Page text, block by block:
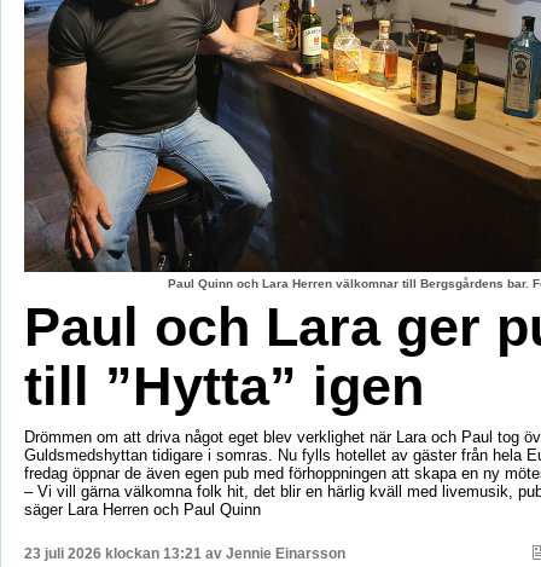
Paul Quinn och Lara Herren välkomnar till Bergsgårdens bar.
Paul och Lara ger
till ”Hytta” igen
Drömmen om att driva något eget blev verklighet när Lara och Paul tog
Guldsmedshyttan tidigare i somras. Nu fylls hotellet av gäster från hela
fredag öppnar de även egen pub med förhoppningen att skapa en ny
– Vi vill gärna välkomna folk hit, det blir en härlig kväll med livemusik,
säger Lara Herren och Paul Quinn
23 juli 2026 klockan 13:21 av Jennie Einarsson